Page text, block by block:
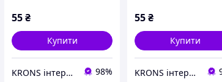
55₴
Купити
KRONS інтернет-магазин 98%
55₴
Купити
KRONS інтернет-магазин